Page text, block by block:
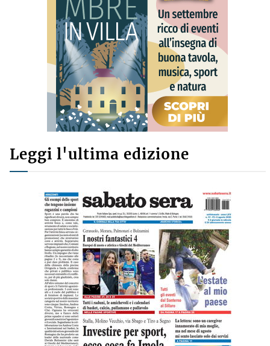
Leggi l'ultima edizione